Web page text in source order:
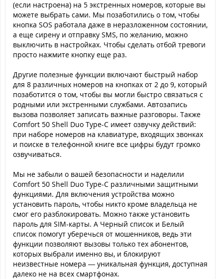
(если настроена) на 5 экстренных номеров, которые вы
можете выбрать сами. Мы позаботились о том, чтобы
кнопка SOS работала даже в неразложенном состоянии,
а еще сирену и отправку SMS, по желанию, можно
выключить в настройках. Чтобы сделать отбой тревоги
просто нажмите кнопку еще раз.
Другие полезные функции включают быстрый набор
для 8 различных номеров на кнопках от 2 до 9, который
позаботится о том, чтобы вы могли быстро связаться с
родными или экстренными службами. Автозапись
вызова позволяет записать важные разговоры. Также
Comfort 50 Shell Duo Type-C имеет озвучку действий:
при наборе номеров на клавиатуре, входящих звонках
и поиске в телефонной книге все цифры будут громко
озвучиваться.
Мы не забыли о вашей безопасности и наделили
Comfort 50 Shell Duo Type-C различными защитными
функциями. Для включения устройства можно
установить пароль, чтобы никто кроме владельца не
смог его разблокировать. Можно также установить
пароль для SIM-карты. А Черный список и Белый
список помогут уберечься от мошенников, ведь эти
функции позволяют вызовы только тех абонентов,
которых выбрали именно вы, и блокируют
неизвестные номера — уникальная функция, доступная
далеко не на всех смартфонах.